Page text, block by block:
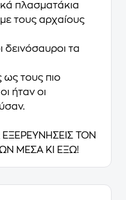
πλασματάκια
τους αρχαίους
δεινόσαυροι τα
ως τους πιο
ήταν οι
ΤΟΝ
ΜΕΣΑ ΚΙ ΕΞΩ!